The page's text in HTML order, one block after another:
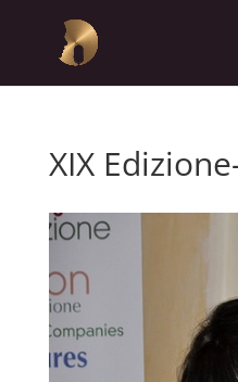
XIX